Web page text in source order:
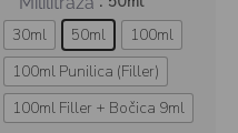
30ml 50ml
100ml
100ml Punilica (Filler)
100ml Filler + Bočica 9ml